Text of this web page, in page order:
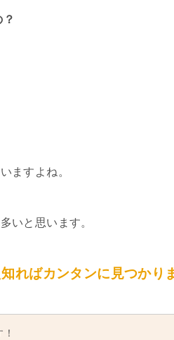
ますよね。
いと思います。
ればカンタンに見つかり